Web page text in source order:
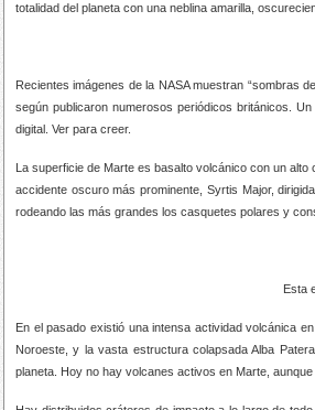
totalidad del planeta con una neblina amarilla,
Recientes imágenes de la NASA muestran “sombras
según publicaron numerosos periódicos británicos.
digital. Ver para creer.
La superficie de Marte es basalto volcánico con un
accidente oscuro más prominente, Syrtis Major,
rodeando las más grandes los casquetes polares y
Esta es una imagen de
En el pasado existió una intensa actividad volcánica
Noroeste, y la vasta estructura colapsada Alba
planeta. Hoy no hay volcanes activos en Marte,